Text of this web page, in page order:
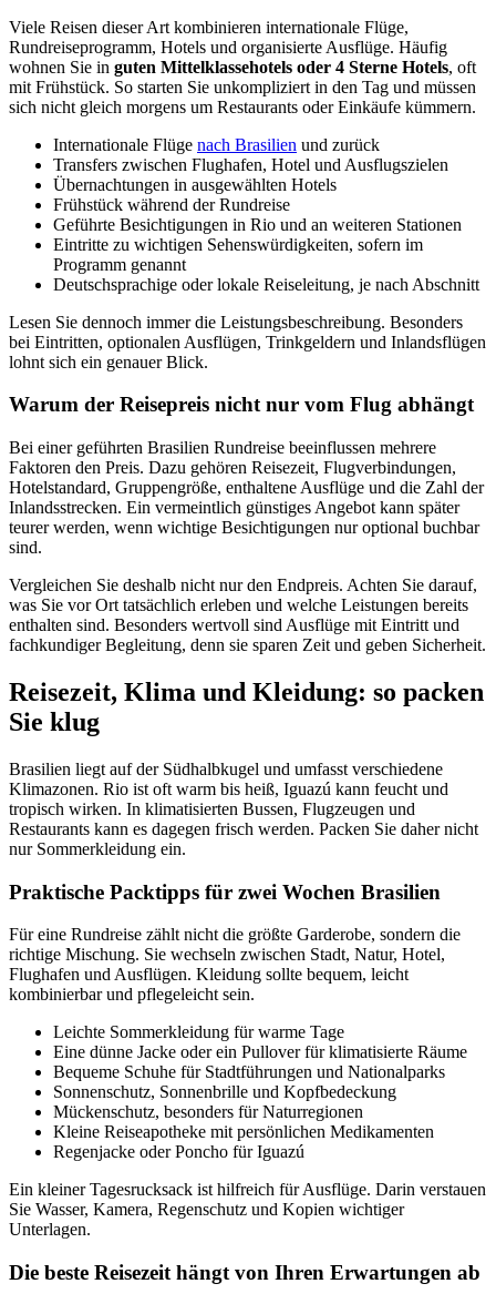
Viele Reisen dieser Art kombinieren internationale Flüge,
Rundreiseprogramm, Hotels und organisierte Ausflüge. Häufig
wohnen Sie in guten Mittelklassehotels oder 4 Sterne Hotels, oft
mit Frühstück. So starten Sie unkompliziert in den Tag und müssen
sich nicht gleich morgens um Restaurants oder Einkäufe kümmern.
Internationale Flüge nach Brasilien und zurück
Transfers zwischen Flughafen, Hotel und Ausflugszielen
Übernachtungen in ausgewählten Hotels
Frühstück während der Rundreise
Geführte Besichtigungen in Rio und an weiteren Stationen
Eintritte zu wichtigen Sehenswürdigkeiten, sofern im
Programm genannt
Deutschsprachige oder lokale Reiseleitung, je nach Abschnitt
Lesen Sie dennoch immer die Leistungsbeschreibung. Besonders
bei Eintritten, optionalen Ausflügen, Trinkgeldern und Inlandsflügen
lohnt sich ein genauer Blick.
Warum der Reisepreis nicht nur vom Flug abhängt
Bei einer geführten Brasilien Rundreise beeinflussen mehrere
Faktoren den Preis. Dazu gehören Reisezeit, Flugverbindungen,
Hotelstandard, Gruppengröße, enthaltene Ausflüge und die Zahl der
Inlandsstrecken. Ein vermeintlich günstiges Angebot kann später
teurer werden, wenn wichtige Besichtigungen nur optional buchbar
sind.
Vergleichen Sie deshalb nicht nur den Endpreis. Achten Sie darauf,
was Sie vor Ort tatsächlich erleben und welche Leistungen bereits
enthalten sind. Besonders wertvoll sind Ausflüge mit Eintritt und
fachkundiger Begleitung, denn sie sparen Zeit und geben Sicherheit.
Reisezeit, Klima und Kleidung: so packen
Sie klug
Brasilien liegt auf der Südhalbkugel und umfasst verschiedene
Klimazonen. Rio ist oft warm bis heiß, Iguazú kann feucht und
tropisch wirken. In klimatisierten Bussen, Flugzeugen und
Restaurants kann es dagegen frisch werden. Packen Sie daher nicht
nur Sommerkleidung ein.
Praktische Packtipps für zwei Wochen Brasilien
Für eine Rundreise zählt nicht die größte Garderobe, sondern die
richtige Mischung. Sie wechseln zwischen Stadt, Natur, Hotel,
Flughafen und Ausflügen. Kleidung sollte bequem, leicht
kombinierbar und pflegeleicht sein.
Leichte Sommerkleidung für warme Tage
Eine dünne Jacke oder ein Pullover für klimatisierte Räume
Bequeme Schuhe für Stadtführungen und Nationalparks
Sonnenschutz, Sonnenbrille und Kopfbedeckung
Mückenschutz, besonders für Naturregionen
Kleine Reiseapotheke mit persönlichen Medikamenten
Regenjacke oder Poncho für Iguazú
Ein kleiner Tagesrucksack ist hilfreich für Ausflüge. Darin verstauen
Sie Wasser, Kamera, Regenschutz und Kopien wichtiger
Unterlagen.
Die beste Reisezeit hängt von Ihren Erwartungen ab